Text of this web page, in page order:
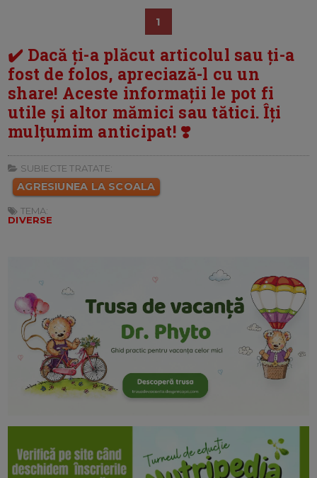
1
✔️ Dacă ți-a plăcut articolul sau ți-a
fost de folos, apreciază-l cu un
share! Aceste informații le pot fi
utile și altor mămici sau tătici. Îți
mulțumim anticipat! ❣️
SUBIECTE TRATATE:
AGRESIUNEA LA SCOALA
TEMA:
DIVERSE